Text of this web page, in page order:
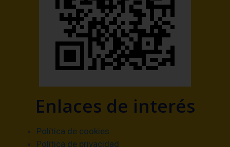
Enlaces de interés
Política de cookies
Política de privacidad